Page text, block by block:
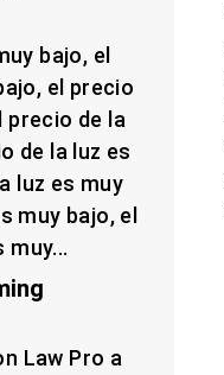
bajo, el
el precio
precio de la
de la luz es
luz es muy
muy bajo, el
muy...
Law Pro a